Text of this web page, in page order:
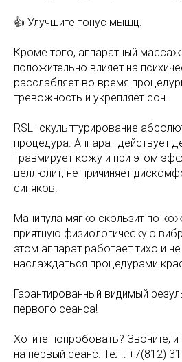
👍 Улучшите тонус мышц.
Кроме того, аппаратный
положительно влияет на
расслабляет во время
тревожность и укрепляет сон.
RSL- скульптурирование
процедура. Аппарат действует
травмирует кожу и при этом
целлюлит, не причиняет
синяков.
Манипула мягко скользит по
приятную физиологическую
этом аппарат работает тихо и
наслаждаться процедурами
Гарантированный видимый
первого сеанса!
Хотите попробовать? Звоните,
на первый сеанс. Тел.: +7(812)